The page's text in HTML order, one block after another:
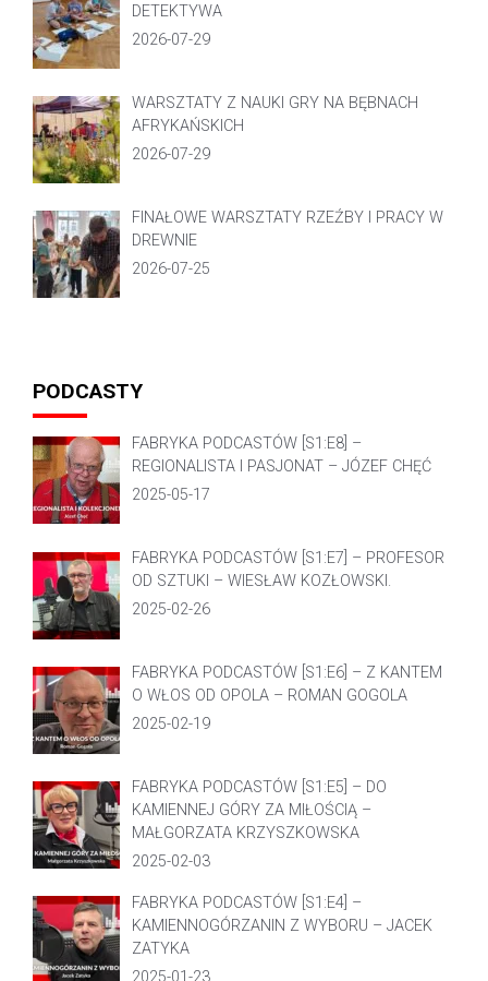
DETEKTYWA
2026-07-29
WARSZTATY Z NAUKI GRY NA BĘBNACH
AFRYKAŃSKICH
2026-07-29
FINAŁOWE WARSZTATY RZEŹBY I PRACY W
DREWNIE
2026-07-25
PODCASTY
FABRYKA PODCASTÓW [S1:E8] –
REGIONALISTA I PASJONAT – JÓZEF CHĘĆ
2025-05-17
FABRYKA PODCASTÓW [S1:E7] – PROFESOR
OD SZTUKI – WIESŁAW KOZŁOWSKI.
2025-02-26
FABRYKA PODCASTÓW [S1:E6] – Z KANTEM
O WŁOS OD OPOLA – ROMAN GOGOLA
2025-02-19
FABRYKA PODCASTÓW [S1:E5] – DO
KAMIENNEJ GÓRY ZA MIŁOŚCIĄ –
MAŁGORZATA KRZYSZKOWSKA
2025-02-03
FABRYKA PODCASTÓW [S1:E4] –
KAMIENNOGÓRZANIN Z WYBORU – JACEK
ZATYKA
2025-01-23